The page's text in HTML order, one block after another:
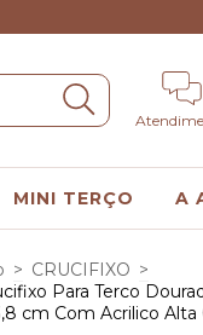
MINI TERÇO A
> CRUCIFIXO >
Para Terco
cm Com Acrilico Alta